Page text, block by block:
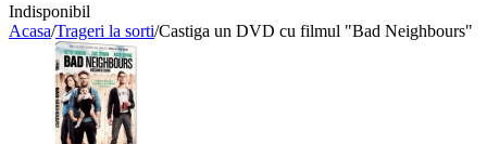
Indisponibil
Acasa/Trageri la sorti/Castiga un DVD cu filmul "Bad Neighbours"